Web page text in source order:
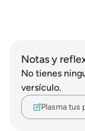
Notas y
No tienes
versículo.
Plasma tus